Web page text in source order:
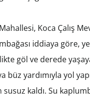
Koca Çalış
iddiaya göre,
göl ve derede
büz yardımıyla yol
susuz kaldı. Su